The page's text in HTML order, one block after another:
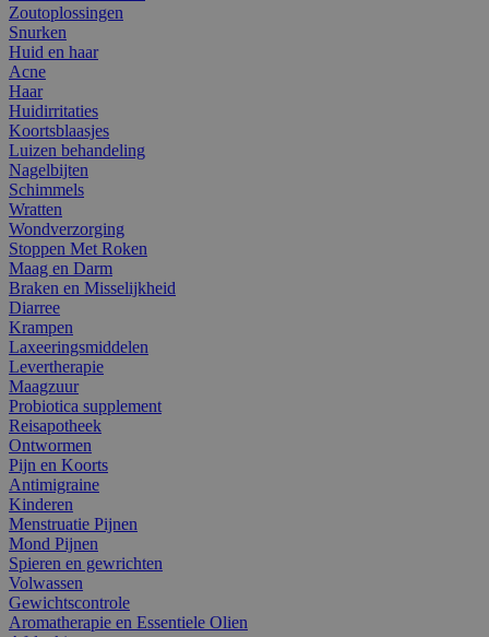
Zoutoplossingen
Snurken
Huid en haar
Acne
Haar
Huidirritaties
Koortsblaasjes
Luizen behandeling
Nagelbijten
Schimmels
Wratten
Wondverzorging
Stoppen Met Roken
Maag en Darm
Braken en Misselijkheid
Diarree
Krampen
Laxeeringsmiddelen
Levertherapie
Maagzuur
Probiotica supplement
Reisapotheek
Ontwormen
Pijn en Koorts
Antimigraine
Kinderen
Menstruatie Pijnen
Mond Pijnen
Spieren en gewrichten
Volwassen
Gewichtscontrole
Aromatherapie en Essentiele Olien